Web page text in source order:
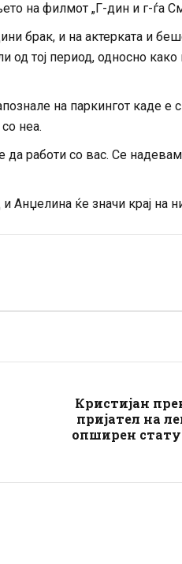
на филмот „Г-дин и г-ѓа
брак, и на актерката и
од тој период, односно
на паркингот каде е
неа.
работи со вас. Се
Анџелина ќе значи крај на
Кристијан
пријател на
опширен